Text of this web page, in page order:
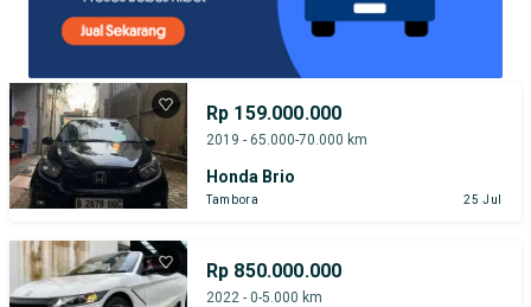
Rp 159.000.000
2019 - 65.000-70.000 km
Honda Brio
Tambora 25 Jul
Rp 850.000.000
2022 - 0-5.000 km